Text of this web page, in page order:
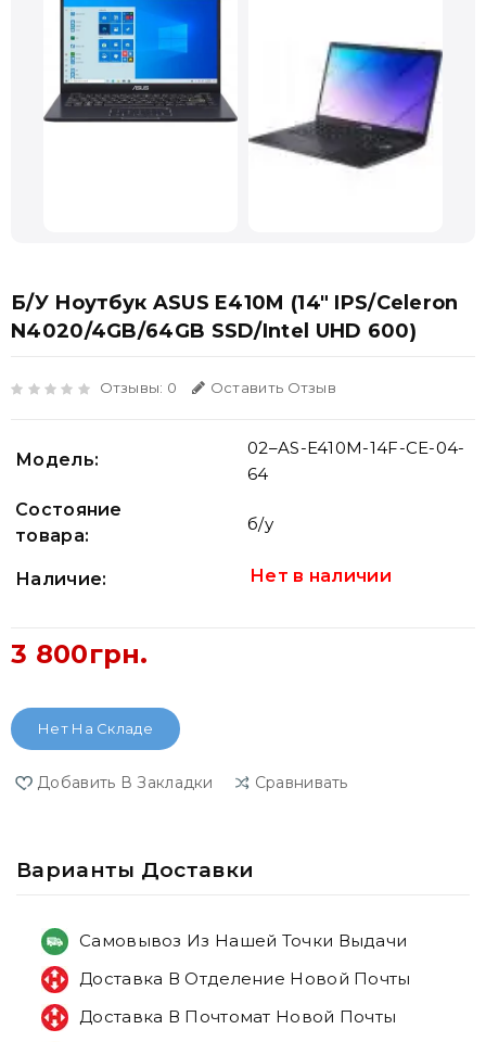
Б/У Ноутбук ASUS E410M (14" IPS/Celeron
N4020/4GB/64GB SSD/Intel UHD 600)
Отзывы: 0 Оставить Отзыв
Модель:
02–AS-E410M-14F-CE-04-
64
Состояние
товара:
б/у
Наличие: Нет в наличии
3 800грн.
Нет На Складе
Добавить В Закладки Сравнивать
Варианты Доставки
Самовывоз Из Нашей Точки Выдачи
Доставка В Отделение Новой Почты
Доставка В Почтомат Новой Почты